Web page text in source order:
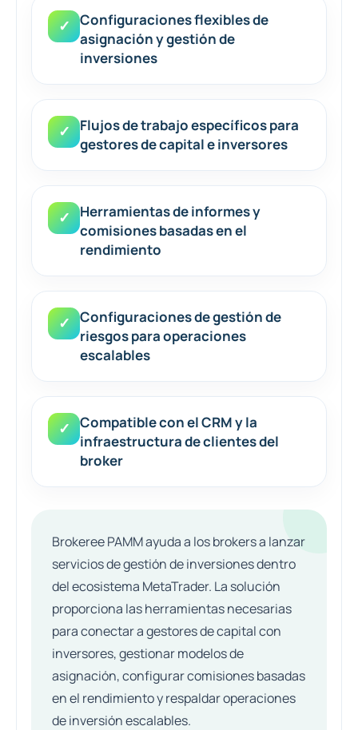
✓ Configuraciones flexibles de
asignación y gestión de
inversiones
✓ Flujos de trabajo específicos para
gestores de capital e inversores
✓ Herramientas de informes y
comisiones basadas en el
rendimiento
✓ Configuraciones de gestión de
riesgos para operaciones
escalables
✓ Compatible con el CRM y la
infraestructura de clientes del
broker
Brokeree PAMM ayuda a los brokers a lanzar
servicios de gestión de inversiones dentro
del ecosistema MetaTrader. La solución
proporciona las herramientas necesarias
para conectar a gestores de capital con
inversores, gestionar modelos de
asignación, configurar comisiones basadas
en el rendimiento y respaldar operaciones
de inversión escalables.